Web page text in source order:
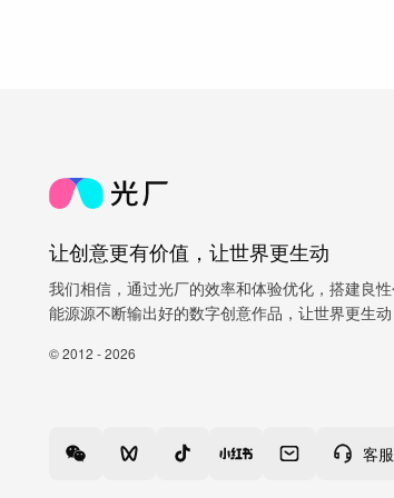
让创意更有价值，让世界更生动
我们相信，通过光厂的效率和体验优化，搭建良
能源源不断输出好的数字创意作品，让世界更生动
© 2012 - 2026
客服